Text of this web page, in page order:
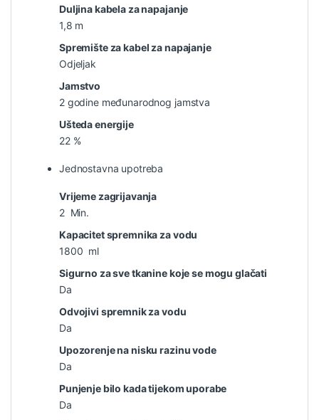
Duljina kabela za napajanje
1,8 m
Spremište za kabel za napajanje
Odjeljak
Jamstvo
2 godine međunarodnog jamstva
Ušteda energije
22 %
Jednostavna upotreba
Vrijeme zagrijavanja
2 Min.
Kapacitet spremnika za vodu
1800 ml
Sigurno za sve tkanine koje se mogu glačati
Da
Odvojivi spremnik za vodu
Da
Upozorenje na nisku razinu vode
Da
Punjenje bilo kada tijekom uporabe
Da